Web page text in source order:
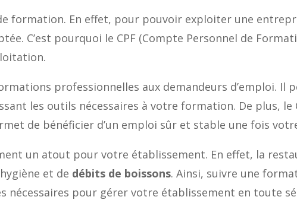
formation. En effet, pour pouvoir exploiter une
C’est pourquoi le CPF (Compte Personnel de
professionnelles aux demandeurs d’emploi. Il
les outils nécessaires à votre formation. De plus, le
de bénéficier d’un emploi sûr et stable une fois
un atout pour votre établissement. En effet, la
et de débits de boissons. Ainsi, suivre une
nécessaires pour gérer votre établissement en toute